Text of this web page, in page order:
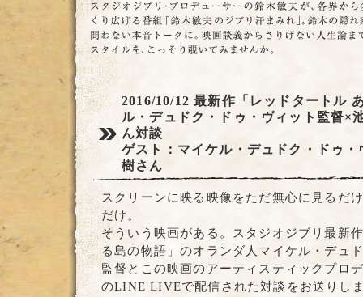
2016/10/12最新作「レッドタートル
ル・デュドク・ドゥ・ヴィット監督×
ん対談
ゲスト：マイケル・デュドク・ドゥ
樹さん
スクリーンに映る映像をただ無心に見るだ
だけ。
そういう映画がある。スタジオジブリ最新
る島の物語」のオランダ人マイケル・デュ
監督とこの映画のアーティスティックプロ
のLINE LIVEで配信された対談をお送りし